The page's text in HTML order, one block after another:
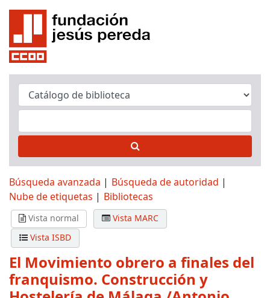
Búsqueda avanzada
Búsqueda de autoridad
Nube de etiquetas
Bibliotecas
Vista normal
Vista MARC
Vista ISBD
El Movimiento obrero a finales del
franquismo. Construcción y